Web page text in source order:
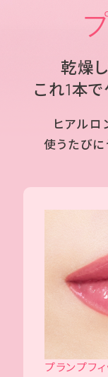
乾燥
これ1本
ヒアルロ
使うたびに
プランプフ